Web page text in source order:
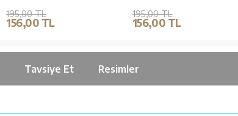
195,00 TL
156,00 TL
195,00 TL
156,00 TL
Tavsiye Et Resimler